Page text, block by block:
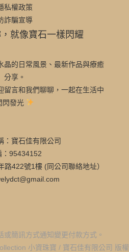
私權政策
詐騙宣導
就像寶石一樣閃耀
晶的日常風景、最新作品與療癒
分享。
留言和我們聊聊，一起在生活中
閃發光
：寶石佳有限公司
：95434152
422號1樓 (同公司聯絡地址）
簡訊方式通知變更付款方式。
小資珠寶 / 寶石佳有限公司 版權